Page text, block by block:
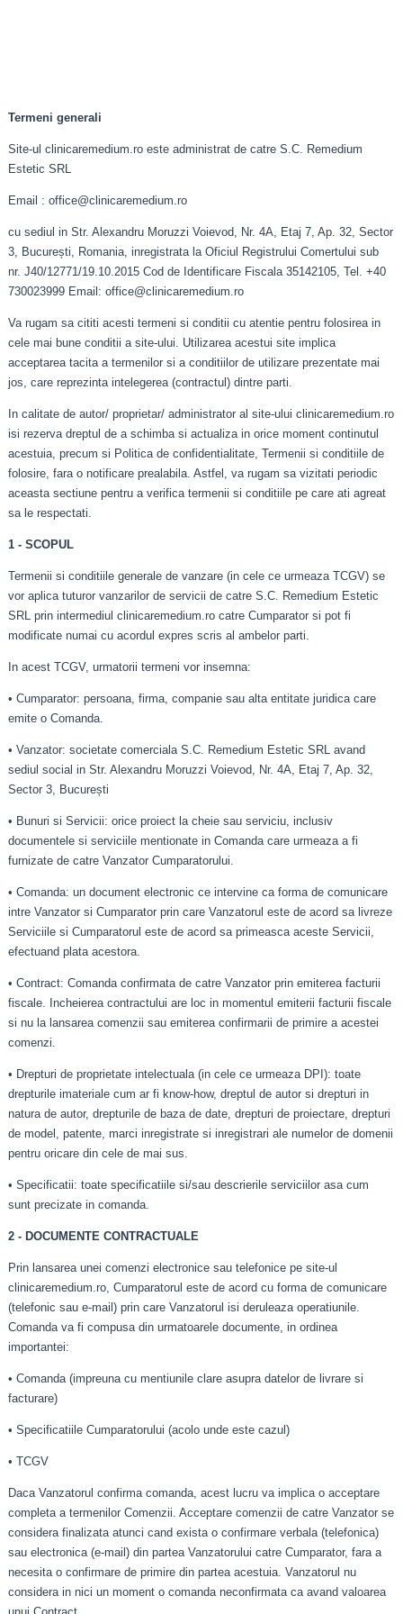
Termeni generali
Site-ul clinicaremedium.ro este administrat de catre S.C. Remedium
Estetic SRL
Email : office@clinicaremedium.ro
cu sediul in Str. Alexandru Moruzzi Voievod, Nr. 4A, Etaj 7, Ap. 32, Sector
3, București, Romania, inregistrata la Oficiul Registrului Comertului sub
nr. J40/12771/19.10.2015 Cod de Identificare Fiscala 35142105, Tel. +40
730023999 Email: office@clinicaremedium.ro
Va rugam sa cititi acesti termeni si conditii cu atentie pentru folosirea in
cele mai bune conditii a site-ului. Utilizarea acestui site implica
acceptarea tacita a termenilor si a conditiilor de utilizare prezentate mai
jos, care reprezinta intelegerea (contractul) dintre parti.
In calitate de autor/ proprietar/ administrator al site-ului clinicaremedium.ro
isi rezerva dreptul de a schimba si actualiza in orice moment continutul
acestuia, precum si Politica de confidentialitate, Termenii si conditiile de
folosire, fara o notificare prealabila. Astfel, va rugam sa vizitati periodic
aceasta sectiune pentru a verifica termenii si conditiile pe care ati agreat
sa le respectati.
1 - SCOPUL
Termenii si conditiile generale de vanzare (in cele ce urmeaza TCGV) se
vor aplica tuturor vanzarilor de servicii de catre S.C. Remedium Estetic
SRL prin intermediul clinicaremedium.ro catre Cumparator si pot fi
modificate numai cu acordul expres scris al ambelor parti.
In acest TCGV, urmatorii termeni vor insemna:
• Cumparator: persoana, firma, companie sau alta entitate juridica care
emite o Comanda.
• Vanzator: societate comerciala S.C. Remedium Estetic SRL avand
sediul social in Str. Alexandru Moruzzi Voievod, Nr. 4A, Etaj 7, Ap. 32,
Sector 3, București
• Bunuri si Servicii: orice proiect la cheie sau serviciu, inclusiv
documentele si serviciile mentionate in Comanda care urmeaza a fi
furnizate de catre Vanzator Cumparatorului.
• Comanda: un document electronic ce intervine ca forma de comunicare
intre Vanzator si Cumparator prin care Vanzatorul este de acord sa livreze
Serviciile si Cumparatorul este de acord sa primeasca aceste Servicii,
efectuand plata acestora.
• Contract: Comanda confirmata de catre Vanzator prin emiterea facturii
fiscale. Incheierea contractului are loc in momentul emiterii facturii fiscale
si nu la lansarea comenzii sau emiterea confirmarii de primire a acestei
comenzi.
• Drepturi de proprietate intelectuala (in cele ce urmeaza DPI): toate
drepturile imateriale cum ar fi know-how, dreptul de autor si drepturi in
natura de autor, drepturile de baza de date, drepturi de proiectare, drepturi
de model, patente, marci inregistrate si inregistrari ale numelor de domenii
pentru oricare din cele de mai sus.
• Specificatii: toate specificatiile si/sau descrierile serviciilor asa cum
sunt precizate in comanda.
2 - DOCUMENTE CONTRACTUALE
Prin lansarea unei comenzi electronice sau telefonice pe site-ul
clinicaremedium.ro, Cumparatorul este de acord cu forma de comunicare
(telefonic sau e-mail) prin care Vanzatorul isi deruleaza operatiunile.
Comanda va fi compusa din urmatoarele documente, in ordinea
importantei:
• Comanda (impreuna cu mentiunile clare asupra datelor de livrare si
facturare)
• Specificatiile Cumparatorului (acolo unde este cazul)
• TCGV
Daca Vanzatorul confirma comanda, acest lucru va implica o acceptare
completa a termenilor Comenzii. Acceptare comenzii de catre Vanzator se
considera finalizata atunci cand exista o confirmare verbala (telefonica)
sau electronica (e-mail) din partea Vanzatorului catre Cumparator, fara a
necesita o confirmare de primire din partea acestuia. Vanzatorul nu
considera in nici un moment o comanda neconfirmata ca avand valoarea